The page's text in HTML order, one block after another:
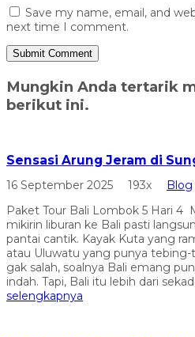
Save my name, email, and
next time I comment.
Mungkin Anda tertarik
berikut ini.
Sensasi Arung Jeram di
16 September 2025 193x
Blog
Paket Tour Bali Lombok 5 Hari 4
mikirin liburan ke Bali pasti
pantai cantik. Kayak Kuta yang
atau Uluwatu yang punya
gak salah, soalnya Bali emang
indah. Tapi, Bali itu lebih dari
selengkapnya